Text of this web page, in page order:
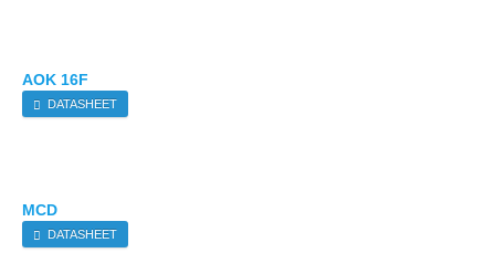
AOK 16F
DATASHEET
MCD
DATASHEET